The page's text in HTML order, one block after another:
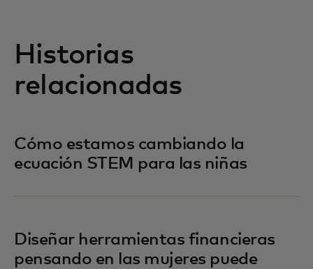
Historias
relacionadas
Cómo estamos cambiando la
ecuación STEM para las niñas
Diseñar herramientas financieras
pensando en las mujeres puede